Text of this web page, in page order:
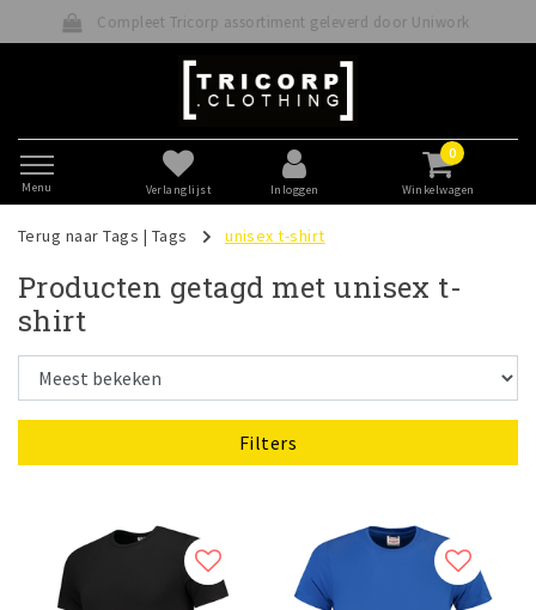
geleverd door Uniwork Betaal veilig
Menu Verlanglijst Inloggen
0
Winkelwagen
Terug naar Tags | Tags unisex t-shirt
Producten getagd met unisex t-
shirt
Filters